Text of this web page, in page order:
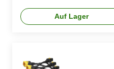
Auf Lager